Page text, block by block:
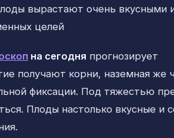
вырастают очень вкусными
целей
на сегодня прогнозирует
получают корни, наземная же
фиксации. Под тяжестью
Плоды настолько вкусные и